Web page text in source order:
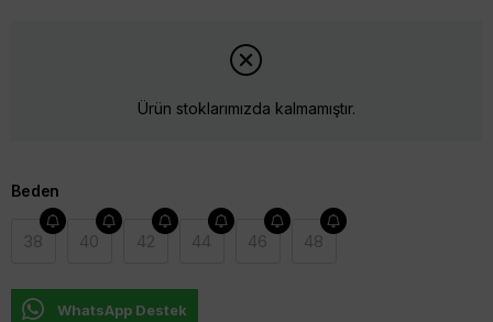
Ürün stoklarımızda kalmamıştır.
Beden
38 40 42 44 46 48
WhatsApp Destek